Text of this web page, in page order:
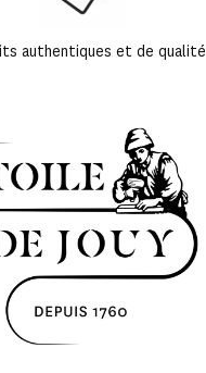
authentiques et de qualité